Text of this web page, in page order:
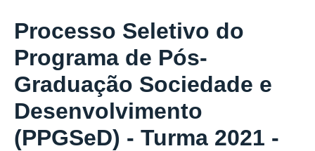
Processo Seletivo do
Programa de Pós-
Graduação Sociedade e
Desenvolvimento
(PPGSeD) - Turma 2021 -